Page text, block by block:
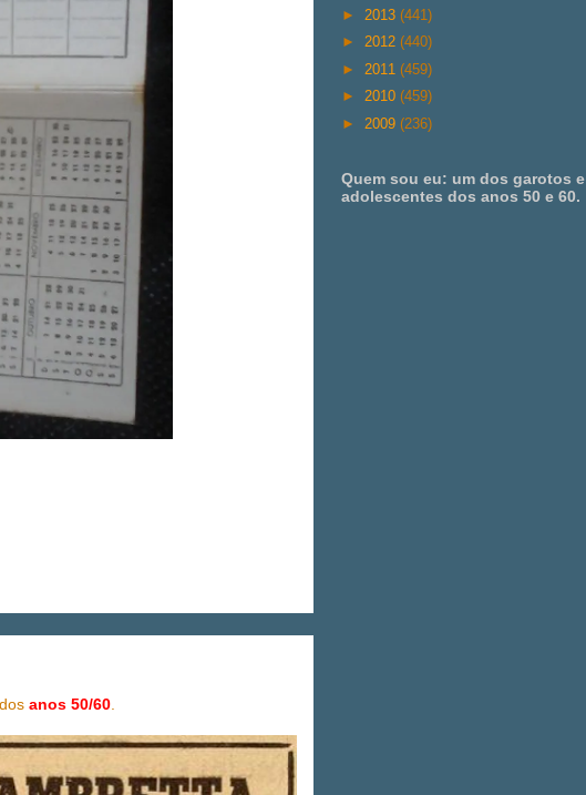
anos 50/60
► 2013 (441)
► 2012 (440)
► 2011 (459)
► 2010 (459)
► 2009 (236)
Quem sou eu: um dos garotos e
adolescentes dos anos 50 e 60.